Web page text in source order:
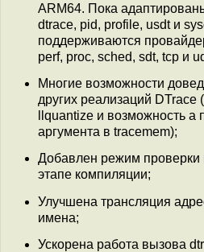
ARM64. Пока
dtrace, pid, profile, usdt и
поддерживаются
perf, proc, sched, sdt, tcp и
Многие возможности
других реализаций
llquantize и возможность а
аргумента в tracemem);
Добавлен режим проверки
этапе компиляции;
Улучшена трансляция
имена;
Ускорена работа вызова